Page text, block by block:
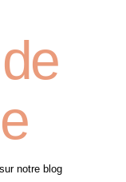
notre blog